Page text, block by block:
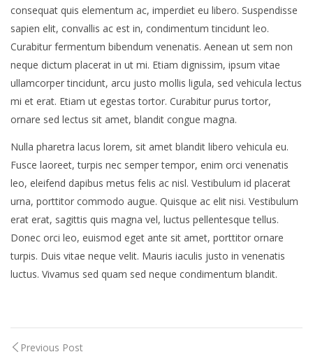
consequat quis elementum ac, imperdiet eu libero. Suspendisse
sapien elit, convallis ac est in, condimentum tincidunt leo.
Curabitur fermentum bibendum venenatis. Aenean ut sem non
neque dictum placerat in ut mi. Etiam dignissim, ipsum vitae
ullamcorper tincidunt, arcu justo mollis ligula, sed vehicula lectus
mi et erat. Etiam ut egestas tortor. Curabitur purus tortor,
ornare sed lectus sit amet, blandit congue magna.
Nulla pharetra lacus lorem, sit amet blandit libero vehicula eu.
Fusce laoreet, turpis nec semper tempor, enim orci venenatis
leo, eleifend dapibus metus felis ac nisl. Vestibulum id placerat
urna, porttitor commodo augue. Quisque ac elit nisi. Vestibulum
erat erat, sagittis quis magna vel, luctus pellentesque tellus.
Donec orci leo, euismod eget ante sit amet, porttitor ornare
turpis. Duis vitae neque velit. Mauris iaculis justo in venenatis
luctus. Vivamus sed quam sed neque condimentum blandit.
Previous Post